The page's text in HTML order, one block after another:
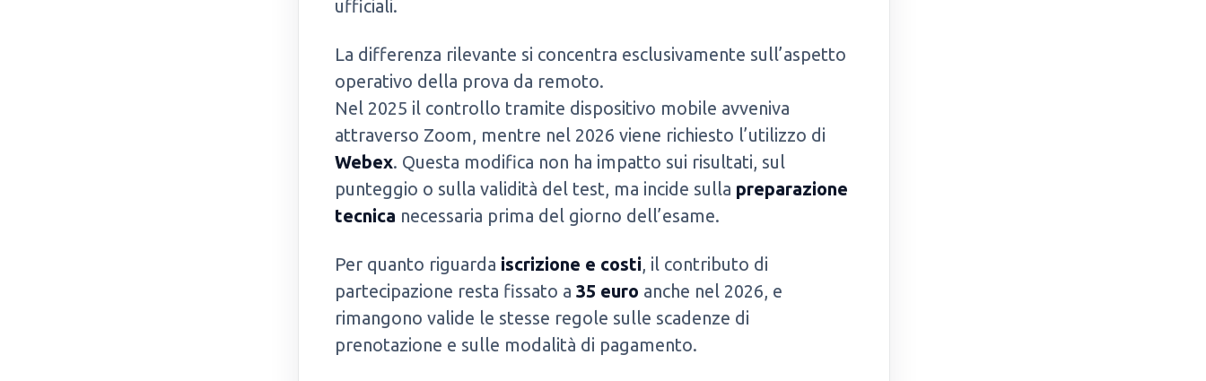
ufficiali.
La differenza rilevante si concentra esclusivamente sull’aspetto
operativo della prova da remoto.
Nel 2025 il controllo tramite dispositivo mobile avveniva
attraverso Zoom, mentre nel 2026 viene richiesto l’utilizzo di
Webex. Questa modifica non ha impatto sui risultati, sul
punteggio o sulla validità del test, ma incide sulla preparazione
tecnica necessaria prima del giorno dell’esame.
Per quanto riguarda iscrizione e costi, il contributo di
partecipazione resta fissato a 35 euro anche nel 2026, e
rimangono valide le stesse regole sulle scadenze di
prenotazione e sulle modalità di pagamento.